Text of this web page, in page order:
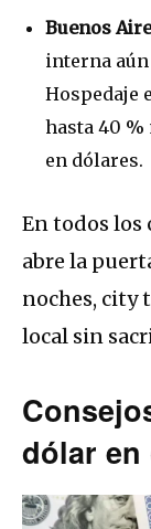
Buenos
interna
Hospedaje
hasta 40 %
en dólares.
En todos los
abre la
noches, city
local sin
dólar